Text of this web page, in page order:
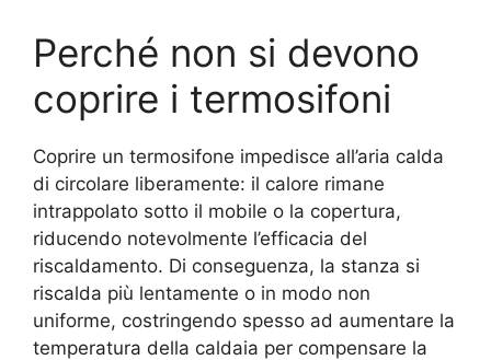
Perché non si devono
coprire i termosifoni
Coprire un termosifone impedisce all’aria calda
di circolare liberamente: il calore rimane
intrappolato sotto il mobile o la copertura,
riducendo notevolmente l’efficacia del
riscaldamento. Di conseguenza, la stanza si
riscalda più lentamente o in modo non
uniforme, costringendo spesso ad aumentare la
temperatura della caldaia per compensare la